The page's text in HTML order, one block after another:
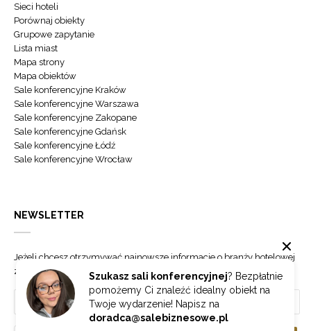
Szukasz sali konferencyjnej? Bezpłatnie
pomożemy Ci znaleźć idealny obiekt na
Twoje wydarzenie! Napisz na
doradca@salebiznesowe.pl
Sieci hoteli
Porównaj obiekty
Grupowe zapytanie
Lista miast
Mapa strony
Mapa obiektów
Sale konferencyjne Kraków
Sale konferencyjne Warszawa
Sale konferencyjne Zakopane
Sale konferencyjne Gdańsk
Sale konferencyjne Łódź
Sale konferencyjne Wrocław
NEWSLETTER
Jeżeli chcesz otrzymywać najnowsze informacje o branży hotelowej
zapisz się do naszego newslettera.